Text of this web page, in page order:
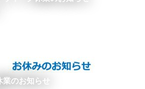
のお知らせ